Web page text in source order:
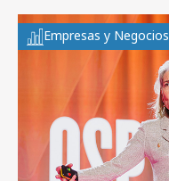
Empresas y Negocios